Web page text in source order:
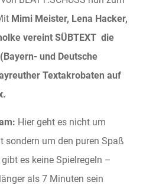
Mimi Meister, Lena Hacker,
vereint SÜBTEXT die
und Deutsche
Textakrobaten auf
Hier geht es nicht um
sondern um den puren Spaß
es keine Spielregeln –
als 7 Minuten sein